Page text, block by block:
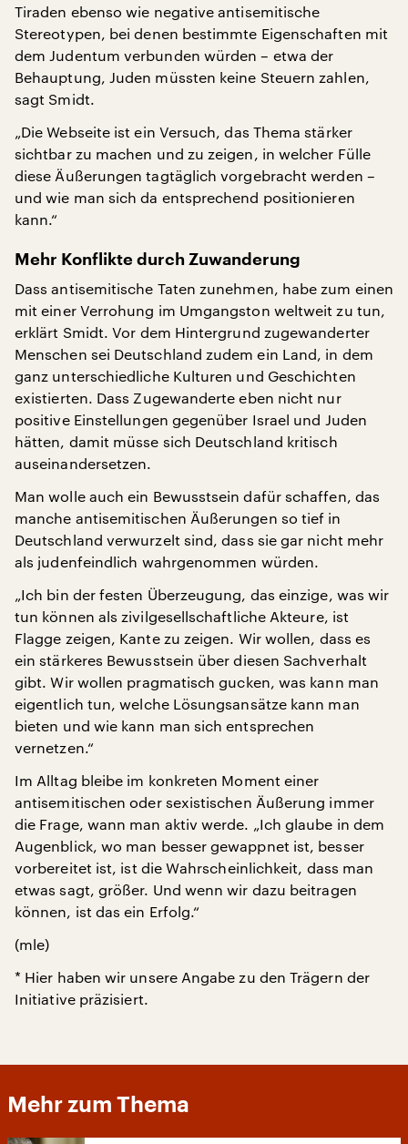
Tiraden ebenso wie negative antisemitische
Stereotypen, bei denen bestimmte Eigenschaften mit
dem Judentum verbunden würden – etwa der
Behauptung, Juden müssten keine Steuern zahlen,
sagt Smidt.
„Die Webseite ist ein Versuch, das Thema stärker
sichtbar zu machen und zu zeigen, in welcher Fülle
diese Äußerungen tagtäglich vorgebracht werden –
und wie man sich da entsprechend positionieren
kann.“
Mehr Konflikte durch Zuwanderung
Dass antisemitische Taten zunehmen, habe zum einen
mit einer Verrohung im Umgangston weltweit zu tun,
erklärt Smidt. Vor dem Hintergrund zugewanderter
Menschen sei Deutschland zudem ein Land, in dem
ganz unterschiedliche Kulturen und Geschichten
existierten. Dass Zugewanderte eben nicht nur
positive Einstellungen gegenüber Israel und Juden
hätten, damit müsse sich Deutschland kritisch
auseinandersetzen.
Man wolle auch ein Bewusstsein dafür schaffen, das
manche antisemitischen Äußerungen so tief in
Deutschland verwurzelt sind, dass sie gar nicht mehr
als judenfeindlich wahrgenommen würden.
„Ich bin der festen Überzeugung, das einzige, was wir
tun können als zivilgesellschaftliche Akteure, ist
Flagge zeigen, Kante zu zeigen. Wir wollen, dass es
ein stärkeres Bewusstsein über diesen Sachverhalt
gibt. Wir wollen pragmatisch gucken, was kann man
eigentlich tun, welche Lösungsansätze kann man
bieten und wie kann man sich entsprechen
vernetzen.“
Im Alltag bleibe im konkreten Moment einer
antisemitischen oder sexistischen Äußerung immer
die Frage, wann man aktiv werde. „Ich glaube in dem
Augenblick, wo man besser gewappnet ist, besser
vorbereitet ist, ist die Wahrscheinlichkeit, dass man
etwas sagt, größer. Und wenn wir dazu beitragen
können, ist das ein Erfolg.“
(mle)
* Hier haben wir unsere Angabe zu den Trägern der
Initiative präzisiert.
Mehr zum Thema